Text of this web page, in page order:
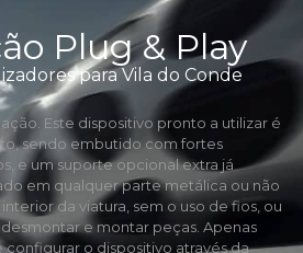
Plug & Play
para Vila do Conde
Este dispositivo pronto a utilizar é
sendo embutido com fortes
e um suporte opcional extra já
em qualquer parte metálica ou não
da viatura, sem o uso de fios, ou
e montar peças. Apenas
configurar o dispositivo através da